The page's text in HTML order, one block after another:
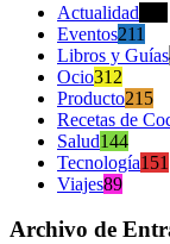
Actualidad
Eventos211
Libros y Guías
Ocio312
Producto215
Recetas de
Salud144
Tecnología151
Viajes89
Archivo de